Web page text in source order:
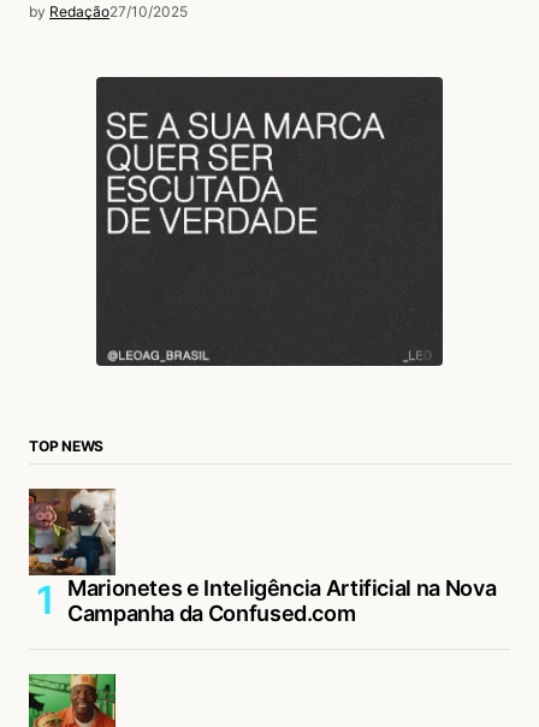
by Redação27/10/2025
TOP NEWS
Marionetes e Inteligência Artificial na Nova
Campanha da Confused.com